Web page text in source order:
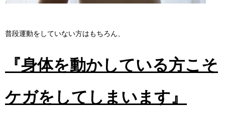
普段運動をしていない方はもちろん、
『身体を動かしている方こそ
ケガをしてしまいます』